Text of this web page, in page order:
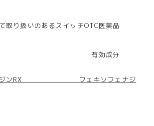
取り扱いのあるスイッチOTC医薬品
有効成分
ナジンRX フェキソフェナジ